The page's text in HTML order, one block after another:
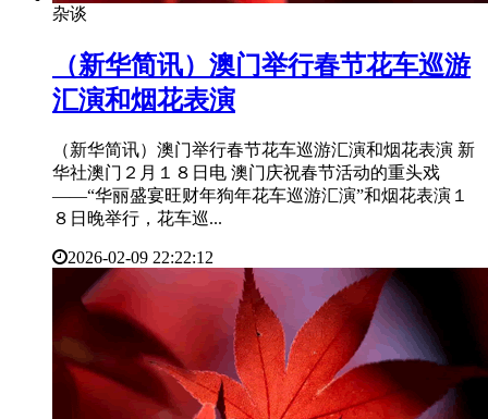
杂谈
​（新华简讯）澳门举行春节花车巡游
汇演和烟花表演
（新华简讯）澳门举行春节花车巡游汇演和烟花表演 新
华社澳门２月１８日电 澳门庆祝春节活动的重头戏
——“华丽盛宴旺财年狗年花车巡游汇演”和烟花表演１
８日晚举行，花车巡...
2026-02-09 22:22:12